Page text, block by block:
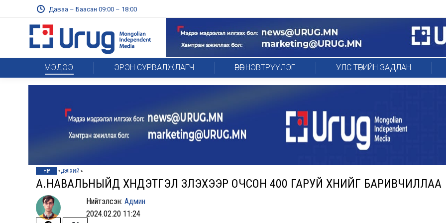
Даваа – Баасан 09:00 – 18:00
МЭДЭЭ ЭРЭН СУРВАЛЖЛАГЧ ӨРӨГ НЭВТРҮҮЛЭГ УЛС ТӨРИЙН ЗАДЛАН
НҮҮР »ДЭЛХИЙ »
А.НАВАЛЬНЫЙД ХҮНДЭТГЭЛ ҮЗҮҮЛЭХЭЭР ОЧСОН 400 ГАРУЙ ХҮНИЙГ БАРИВЧИЛЛАА
Нийтэлсэн:Админ
2024.02.20 11:24